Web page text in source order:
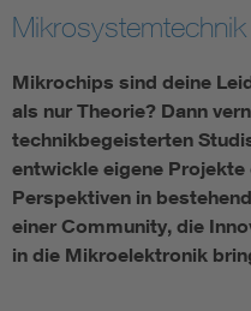
Electromobility
Energy efficiency
Energy storage
Mikrosystemtechnik
Mikrochips sind deine
als nur Theorie? Dann
technikbegeisterten
entwickle eigene
Perspektiven in
einer Community, die
in die Mikroelektronik